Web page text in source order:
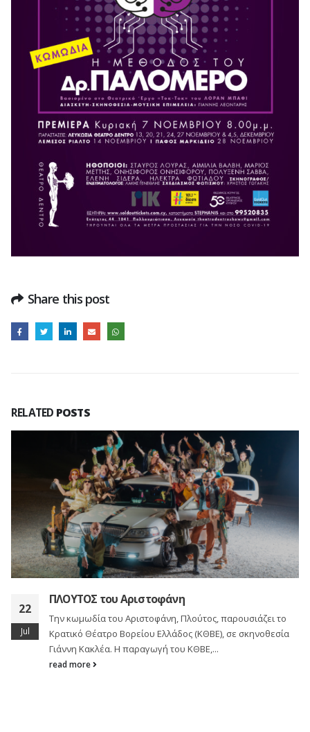
Share this post
RELATED POSTS
22
Jul
ΠΛΟΥΤΟΣ του Αριστοφάνη
Την κωμωδία του Αριστοφάνη, Πλούτος, παρουσιάζει το
Κρατικό Θέατρο Βορείου Ελλάδος (ΚΘΒΕ), σε σκηνοθεσία
Γιάννη Κακλέα. Η παραγωγή του ΚΘΒΕ,...
read more